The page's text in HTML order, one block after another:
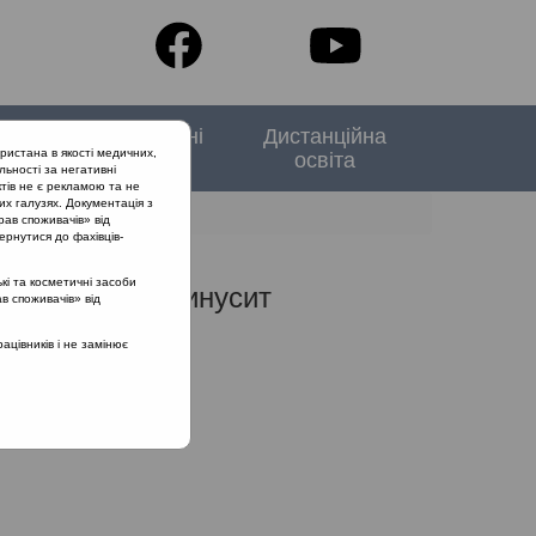
Спеціальні
випуски
Дистанційна
освіта
риносинусит
в якості медичних,
за негативні
не є рекламою та не
галузях. Документація з
споживачів» від
до фахівців-
та косметичні засоби
споживачів» від
і не замінює